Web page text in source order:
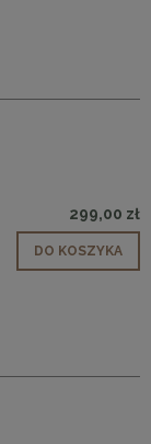
299,00 zł
DO KOSZYKA